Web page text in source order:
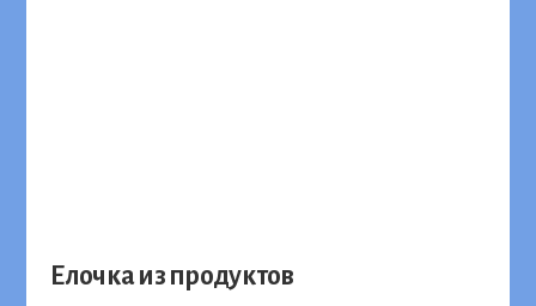
Елочка из продуктов